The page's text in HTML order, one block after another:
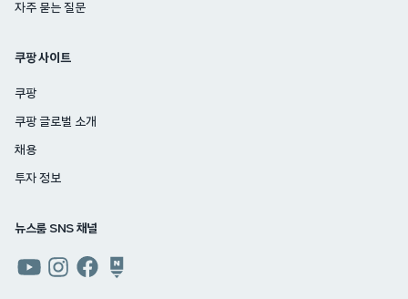
자주 묻는 질문
쿠팡 사이트
쿠팡
쿠팡 글로벌 소개
채용
투자 정보
뉴스룸 SNS 채널